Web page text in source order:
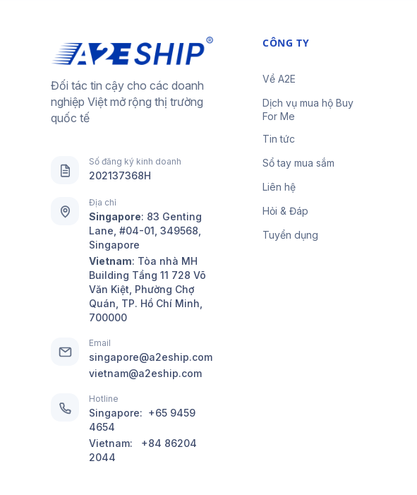
Đối tác tin cậy cho các doanh
nghiệp Việt mở rộng thị trường
quốc tế
Số đăng ký kinh doanh
202137368H
Địa chỉ
Singapore: 83 Genting
Lane, #04-01, 349568,
Singapore
Vietnam: Tòa nhà MH
Building Tầng 11 728 Võ
Văn Kiệt, Phường Chợ
Quán, TP. Hồ Chí Minh,
700000
Email
singapore@a2eship.com
vietnam@a2eship.com
Hotline
Singapore: +65 9459
4654
Vietnam: +84 86204
2044
CÔNG TY
Về A2E
Dịch vụ mua hộ Buy
For Me
Tin tức
Sổ tay mua sắm
Liên hệ
Hỏi & Đáp
Tuyển dụng